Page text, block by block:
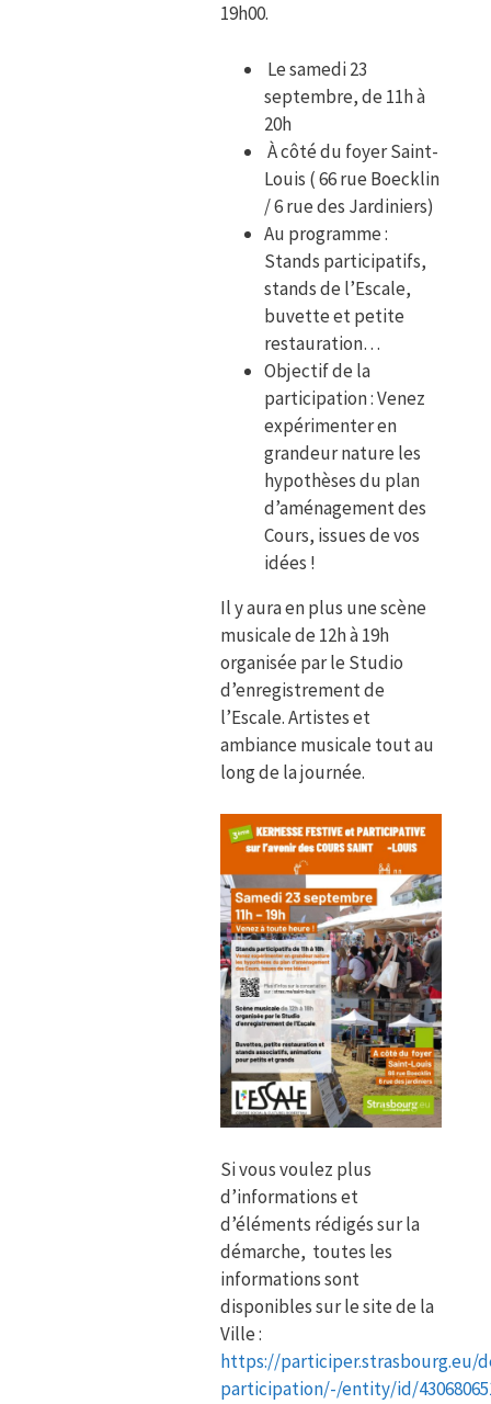
19h00.
Le samedi 23
septembre, de 11h à
20h
À côté du foyer Saint-
Louis ( 66 rue Boecklin
/ 6 rue des Jardiniers)
Au programme :
Stands participatifs,
stands de l’Escale,
buvette et petite
restauration…
Objectif de la
participation : Venez
expérimenter en
grandeur nature les
hypothèses du plan
d’aménagement des
Cours, issues de vos
idées !
Il y aura en plus une scène
musicale de 12h à 19h
organisée par le Studio
d’enregistrement de
l’Escale. Artistes et
ambiance musicale tout au
long de la journée.
Si vous voulez plus
d’informations et
d’éléments rédigés sur la
démarche, toutes les
informations sont
disponibles sur le site de la
Ville :
https://participer.strasbourg.eu/
participation/-/entity/id/